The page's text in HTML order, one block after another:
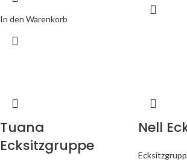
In den Warenkorb
Tuana
Ecksitzgruppe
Nell